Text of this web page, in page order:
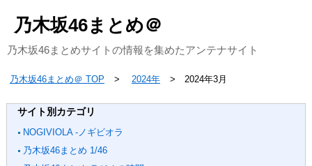
乃木坂46まとめ＠
乃木坂46まとめサイトの情報を集めたアンテナサイト
乃木坂46まとめ＠ TOP 2024年 2024年3月
サイト別カテゴリ
NOGIVIOLA -ノギビオラ
乃木坂46まとめ 1/46